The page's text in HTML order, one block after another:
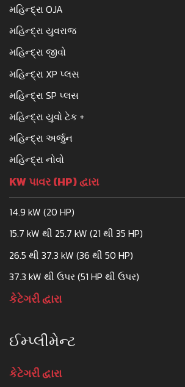
મહિન્દ્રા OJA
મહિન્દ્રા યુવરાજ
મહિન્દ્રા જીવો
મહિન્દ્રા XP પ્લસ
મહિન્દ્રા SP પ્લસ
મહિન્દ્રા યુવો ટેક +
મહિન્દ્રા અર્જુન
મહિન્દ્રા નોવો
KW પાવર (HP) દ્વારા
14.9 kW (20 HP)
15.7 kW થી 25.7 kW (21 થી 35 HP)
26.5 થી 37.3 kW (36 થી 50 HP)
37.3 kW થી ઉપર (51 HP થી ઉપર)
કેટેગરી દ્વારા
ઈમ્પ્લીમેન્ટ
કેટેગરી દ્વારા